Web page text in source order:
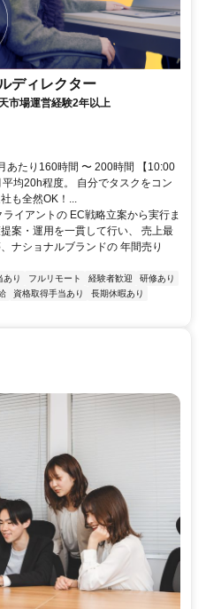
ディレクター
市場運営経験2年以上
あたり160時間 〜 200時間 【10:00
均20h程度。 自分でタスクをコン
も全然OK！...
イアントの EC戦略立案から実行ま
案・運用を一貫して行い、 売上最
ナショナルブランドの 年間売り
あり フルリモート 経験者歓迎
研修あり
資格取得手当あり
長期休暇あり